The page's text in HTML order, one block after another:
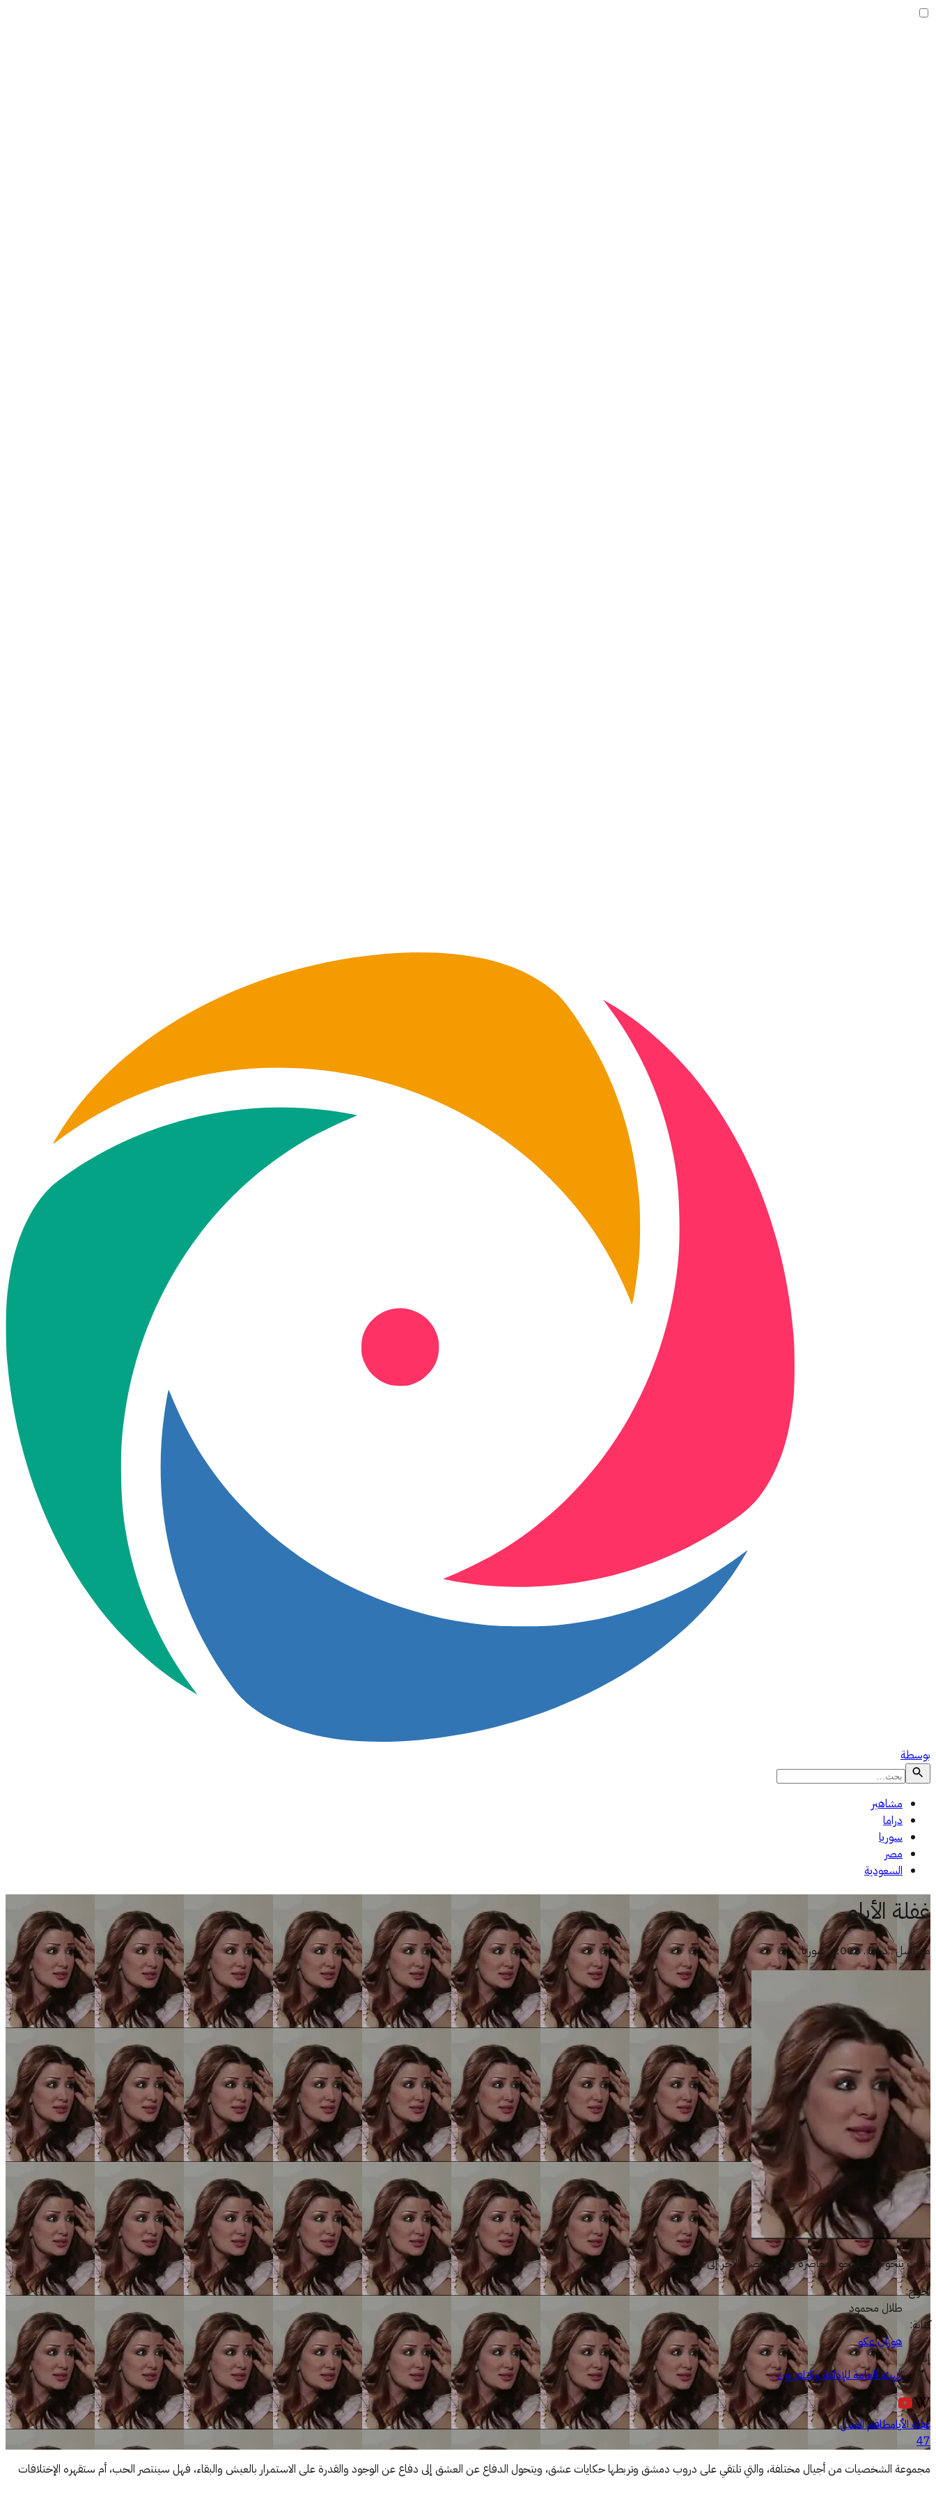
بوسطة
مشاهير
دراما
سوريا
مصر
السعودية
غفلة الأيام
مسلسل . دراما . 2008 . سوريا
تيارات ينجو بعضها نحو المعاصرة ويحنّ بعضها الآخر إلى التراث
اخراج:
طلال محمود
كتابة:
هوزان عكو
إنتاج:
الهيئة العامة للإذاعة والتلفزيون
غفلة الأيامطاقم العمل
47
مجموعة الشخصيات من أجيال مختلفة، والتي تلتقي على دروب دمشق وتربطها حكايات عشق، ويتحول الدفاع عن العشق إلى دفاع عن الوجود والقدرة على الاستمرار بالعيش والبقاء، فهل سينتصر الحب، أم ستقهره اﻹختلافات